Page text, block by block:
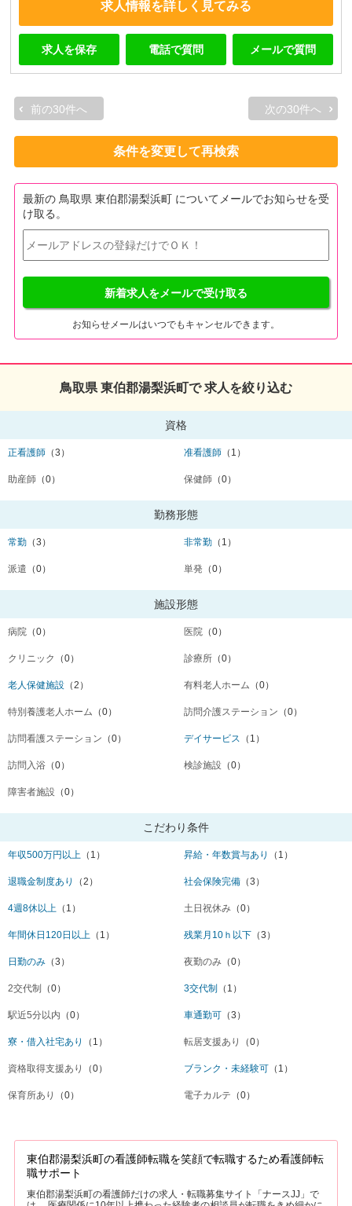
求人情報を詳しく見てみる
求人を保存 電話で質問 メールで質問
前の30件へ 次の30件へ
条件を変更して再検索
最新の 鳥取県 東伯郡湯梨浜町 についてメールでお知らせを受
け取る。
新着求人をメールで受け取る
お知らせメールはいつでもキャンセルできます。
鳥取県 東伯郡湯梨浜町で 求人を絞り込む
資格
正看護師 （3） 准看護師 （1）
助産師 （0） 保健師 （0）
勤務形態
常勤 （3） 非常勤 （1）
派遣 （0） 単発 （0）
施設形態
病院 （0） 医院 （0）
クリニック （0） 診療所 （0）
老人保健施設 （2） 有料老人ホーム （0）
特別養護老人ホーム （0） 訪問介護ステーション （0）
訪問看護ステーション （0） デイサービス （1）
訪問入浴 （0） 検診施設 （0）
障害者施設 （0）
こだわり条件
年収500万円以上 （1） 昇給・年数賞与あり （1）
退職金制度あり （2） 社会保険完備 （3）
4週8休以上 （1） 土日祝休み （0）
年間休日120日以上 （1） 残業月10ｈ以下 （3）
日勤のみ （3） 夜勤のみ （0）
2交代制 （0） 3交代制 （1）
駅近5分以内 （0） 車通勤可 （3）
寮・借入社宅あり （1） 転居支援あり （0）
資格取得支援あり （0） ブランク・未経験可 （1）
保育所あり （0） 電子カルテ （0）
東伯郡湯梨浜町の看護師転職を笑顔で転職するため看護師転
職サポート
東伯郡湯梨浜町の看護師だけの求人・転職募集サイト「ナースJJ」で